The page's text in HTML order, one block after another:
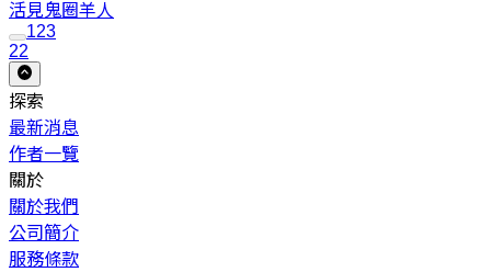
活見鬼圈羊人
123
22
探索
最新消息
作者一覽
關於
關於我們
公司簡介
服務條款